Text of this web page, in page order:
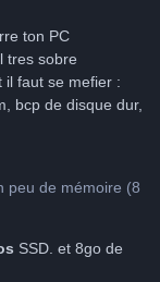
ton PC
tres sobre
il faut se mefier :
bcp de disque dur,
peu de mémoire (8
SSD. et 8go de